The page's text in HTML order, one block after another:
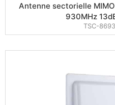
Antenne sectorielle
930MHz
TSC-